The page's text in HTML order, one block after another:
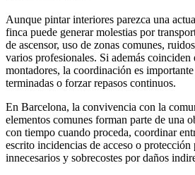
Aunque pintar interiores parezca una
finca puede generar molestias por
de ascensor, uso de zonas comunes,
varios profesionales. Si además coinciden
montadores, la coordinación es
terminadas o forzar repasos continuos.
En Barcelona, la convivencia con la
elementos comunes forman parte de una
con tiempo cuando proceda, coordinar
escrito incidencias de acceso o
innecesarios y sobrecostes por daños